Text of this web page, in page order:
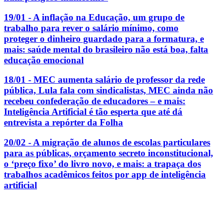
19/01 - A inflação na Educação, um grupo de
trabalho para rever o salário mínimo, como
proteger o dinheiro guardado para a formatura, e
mais: saúde mental do brasileiro não está boa, falta
educação emocional
18/01 - MEC aumenta salário de professor da rede
pública, Lula fala com sindicalistas, MEC ainda não
recebeu confederação de educadores – e mais:
Inteligência Artificial é tão esperta que até dá
entrevista a repórter da Folha
20/02 - A migração de alunos de escolas particulares
para as públicas, orçamento secreto inconstitucional,
o ‘preço fixo’ do livro novo, e mais: a trapaça dos
trabalhos acadêmicos feitos por app de inteligência
artificial